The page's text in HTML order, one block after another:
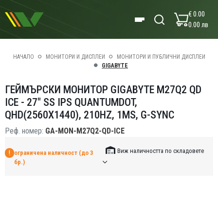
€ 0.00
0.00 лв
НАЧАЛО МОНИТОРИ И ДИСПЛЕИ
МОНИТОРИ И ПУБЛИЧНИ ДИСПЛЕИ
GIGABYTE
ГЕЙМЪРСКИ МОНИТОР GIGABYTE M27Q2 QD
ICE - 27" SS IPS QUANTUMDOT,
QHD(2560X1440), 210HZ, 1MS, G-SYNC
Реф. номер: GA-MON-M27Q2-QD-ICE
ограничена наличност (до 3
бр.)
Виж наличността по складовете